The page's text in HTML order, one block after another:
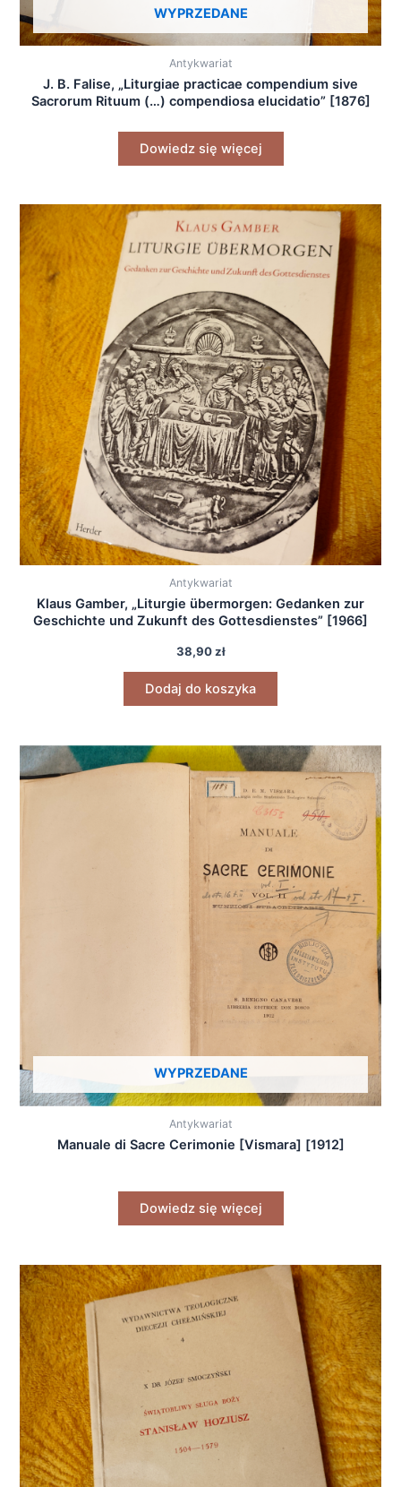
WYPRZEDANE
Antykwariat
J. B. Falise, „Liturgiae practicae compendium sive
Sacrorum Rituum (…) compendiosa elucidatio” [1876]
Dowiedz się więcej
Antykwariat
Klaus Gamber, „Liturgie übermorgen: Gedanken zur
Geschichte und Zukunft des Gottesdienstes” [1966]
38,90zł
Dodaj do koszyka
WYPRZEDANE
Antykwariat
Manuale di Sacre Cerimonie [Vismara] [1912]
Dowiedz się więcej